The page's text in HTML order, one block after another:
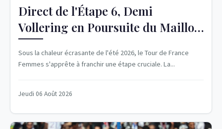
Direct de l'Étape 6, Demi
Vollering en Poursuite du Maillot
Jaune
Sous la chaleur écrasante de l'été 2026, le Tour de France
Femmes s'apprête à franchir une étape cruciale. La...
Jeudi 06 Août 2026